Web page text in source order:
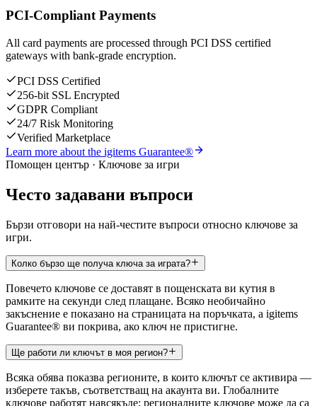
PCI-Compliant Payments
All card payments are processed through PCI DSS certified
gateways with bank-grade encryption.
PCI DSS Certified
256-bit SSL Encrypted
GDPR Compliant
24/7 Risk Monitoring
Verified Marketplace
Learn more about the igitems Guarantee®
Помощен център · Ключове за игри
Често задавани въпроси
Бързи отговори на най-честите въпроси относно ключове за
игри.
Колко бързо ще получа ключа за играта?
Повечето ключове се доставят в пощенската ви кутия в
рамките на секунди след плащане. Всяко необичайно
закъснение е показано на страницата на поръчката, а igitems
Guarantee® ви покрива, ако ключ не пристигне.
Ще работи ли ключът в моя регион?
Всяка обява показва регионите, в които ключът се активира —
изберете такъв, съответстващ на акаунта ви. Глобалните
ключове работят навсякъде; регионалните ключове може да са